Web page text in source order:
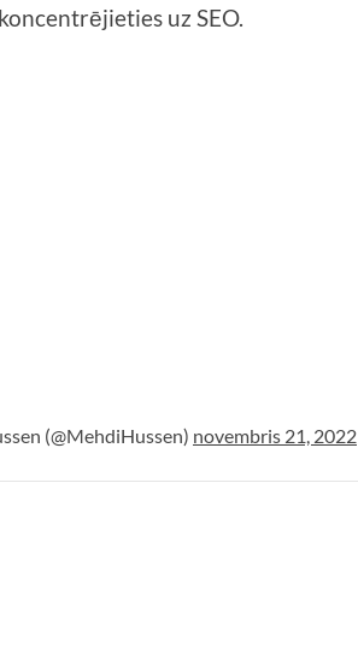
uz SEO.
(@MehdiHussen) novembris 21, 2022